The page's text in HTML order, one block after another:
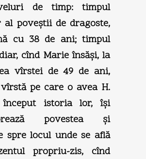
de timp: timpul
poveştii de dragoste,
cu 38 de ani; timpul
cînd Marie însăşi, la
vîrstei de 49 de ani,
pe care o avea H.
istoria lor, îşi
povestea şi
spre locul unde se află
propriu-zis, cînd